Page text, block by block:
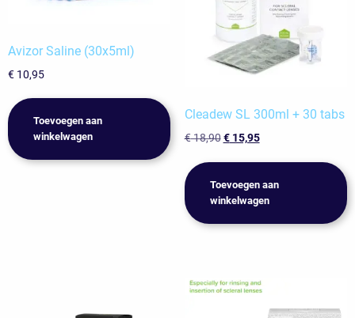
Avizor Saline (30x5ml)
€ 10,95
Toevoegen aan
winkelwagen
Cleadew SL 300ml + 30 tabs
€18,90 Oorspronkelijke
€ 18,90.
€15,95Huidige
€ 15,95.
Toevoegen aan
winkelwagen